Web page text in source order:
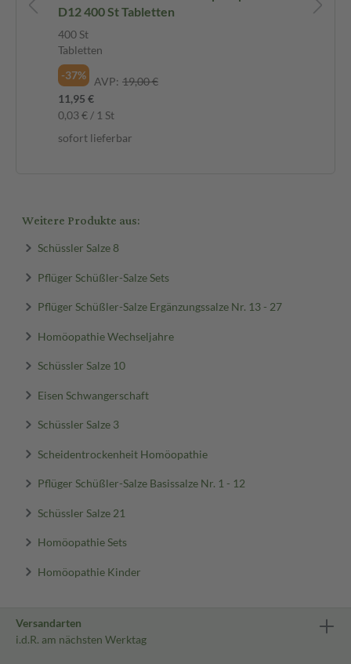
D12 400 St Tabletten
400 St
Tabletten
-37%
AVP: 19,00 €
11,95 €
0,03 € / 1 St
sofort lieferbar
Weitere Produkte aus:
Schüssler Salze 8
Pflüger Schüßler-Salze Sets
Pflüger Schüßler-Salze Ergänzungssalze Nr. 13 - 27
Homöopathie Wechseljahre
Schüssler Salze 10
Eisen Schwangerschaft
Schüssler Salze 3
Scheidentrockenheit Homöopathie
Pflüger Schüßler-Salze Basissalze Nr. 1 - 12
Schüssler Salze 21
Homöopathie Sets
Homöopathie Kinder
Versandarten
i.d.R. am nächsten Werktag